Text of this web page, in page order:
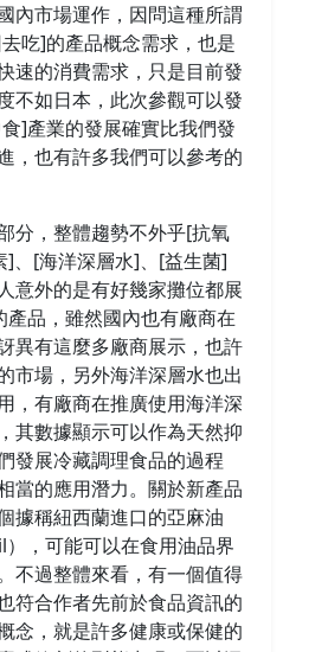
內市場運作，因問這種所謂
吃]的產品概念需求，也是
速的消費需求，只是目前發
不如日本，此次參觀可以發
]產業的發展確實比我們發
，也有許多我們可以參考的
分，整體趨勢不外乎[抗氧
]、[海洋深層水]、[益生菌]
意外的是有好幾家攤位都展
品，雖然國內也有廠商在
異有這麼多廠商展示，也許
市場，另外海洋深層水也出
，有廠商在推廣使用海洋深
其數據顯示可以作為天然抑
發展冷藏調理食品的過程
當的應用潛力。關於新產品
據稱紐西蘭進口的亞麻油
），可能可以在食用油品界
不過整體來看，有一個值得
符合作者先前於食品資訊的
念，就是許多健康或保健的